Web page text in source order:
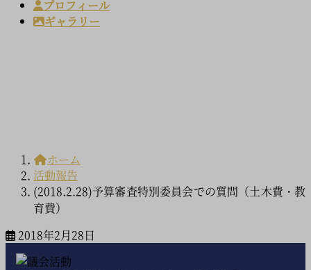
プロフィール
ギャラリー
ホーム
活動報告
(2018.2.28)予算審査特別委員会での質問（土木費・教
育費）
2018年2月28日